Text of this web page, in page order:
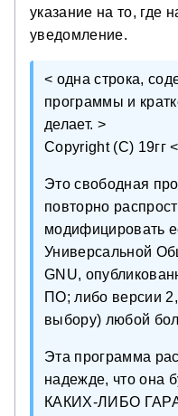
указание на то, где
уведомление.
< одна строка,
программы и
делает. >
Copyright (C) 19гг
Это свободная
повторно
модифицировать
Универсальной
GNU,
ПО; либо версии
выбору) любой
Эта программа
надежде, что она
КАКИХ-ЛИБО